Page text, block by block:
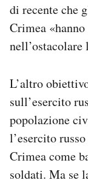
di recente che
Crimea
L’altro
sull’esercito
popolazione
l’esercito
Crimea come
soldati. Ma se